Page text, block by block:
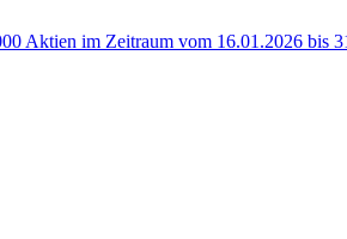
Aktien im Zeitraum vom 16.01.2026 bis